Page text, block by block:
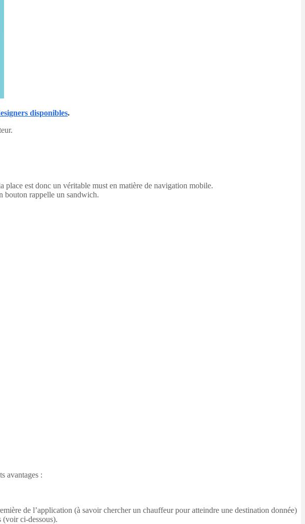
disponibles.
place est donc un véritable must en matière de navigation mobile.
bouton rappelle un sandwich.
avantages :
de l’application (à savoir chercher un chauffeur pour atteindre une destination donnée)
(voir ci-dessous).